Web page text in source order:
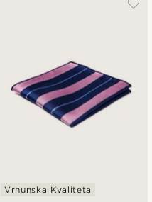
Vrhunska Kvaliteta